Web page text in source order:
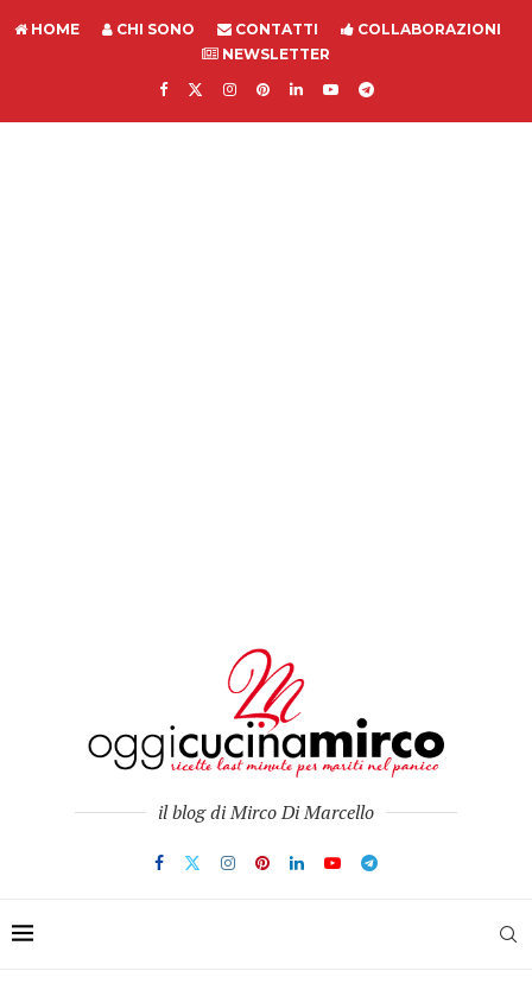
HOME CHI SONO CONTATTI
COLLABORAZIONI
NEWSLETTER
il blog di Mirco Di Marcello